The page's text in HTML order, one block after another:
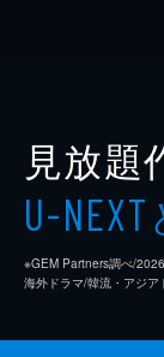
見放題
U-NEXT
※GEM Partners調べ/
海外ドラマ/韓流・アジア